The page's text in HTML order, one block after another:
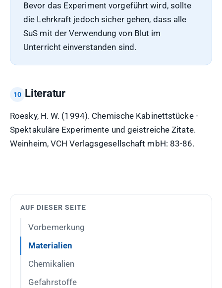
Bevor das Experiment vorgeführt wird, sollte
die Lehrkraft jedoch sicher gehen, dass alle
SuS mit der Verwendung von Blut im
Unterricht einverstanden sind.
Literatur
Roesky, H. W. (1994). Chemische Kabinettstücke -
Spektakuläre Experimente und geistreiche Zitate.
Weinheim, VCH Verlagsgesellschaft mbH: 83-86.
AUF DIESER SEITE
Vorbemerkung
Materialien
Chemikalien
Gefahrstoffe